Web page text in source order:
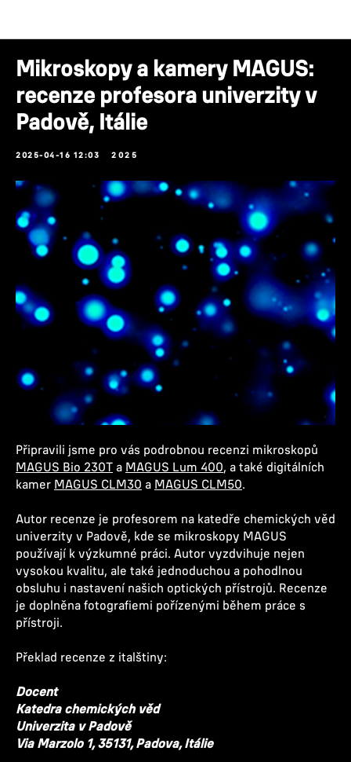
Mikroskopy a kamery MAGUS:
recenze profesora univerzity v
Padově, Itálie
2025-04-16 12:03 2025
Připravili jsme pro vás podrobnou recenzi mikroskopů
MAGUS Bio 230T a MAGUS Lum 400, a také digitálních
kamer MAGUS CLM30 a MAGUS CLM50.
Autor recenze je profesorem na katedře chemických věd
univerzity v Padově, kde se mikroskopy MAGUS
používají k výzkumné práci. Autor vyzdvihuje nejen
vysokou kvalitu, ale také jednoduchou a pohodlnou
obsluhu i nastavení našich optických přístrojů. Recenze
je doplněna fotografiemi pořízenými během práce s
přístroji.
Překlad recenze z italštiny:
Docent
Katedra chemických věd
Univerzita v Padově
Via Marzolo 1, 35131, Padova, Itálie